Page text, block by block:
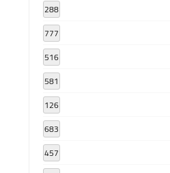
288
777
516
581
126
683
457